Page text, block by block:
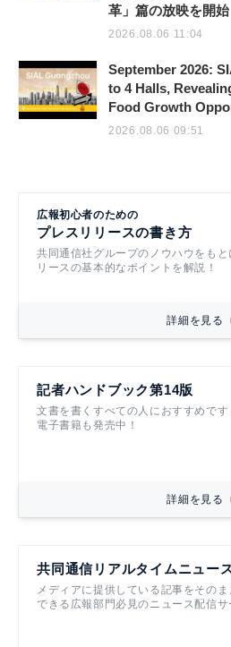
革」篇の放映を開始
2026.08.06 11:04
September 2026:
to 4 Halls,
Food Growth
2026.08.06 09:51
広報初心者のための
プレスリリースの書き方
共同通信社グループのノウハウをもと
リースの基本的なポイントを解説！
詳細を見る
記者ハンドブック第14版
文書を書くすべての人におすすめです
電子書籍も発売中！
詳細を見る
共同通信リアルタイムニュー
メディアに提供している記事をそのま
できる広報部門必見のニュース配信サ